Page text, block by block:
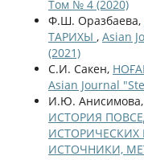
Том № 4 (2020)
Ф.Ш. Оразбаева,
ТАРИХЫ , Asian
(2021)
С.И. Сакен,
Asian Journal
И.Ю. Анисимова,
ИСТОРИЯ
ИСТОЧНИКИ,